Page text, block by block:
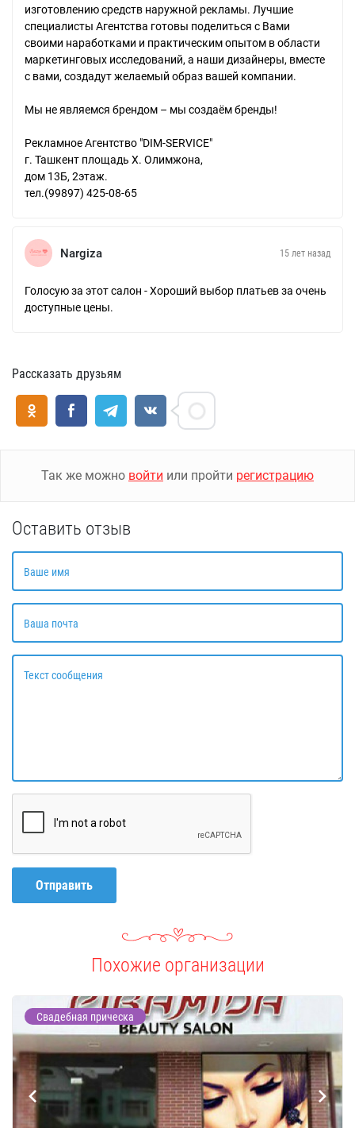
изготовлению средств наружной рекламы. Лучшие
специалисты Агентства готовы поделиться с Вами
своими наработками и практическим опытом в области
маркетинговых исследований, а наши дизайнеры, вместе
с вами, создадут желаемый образ вашей компании.
Мы не являемся брендом – мы создаём бренды!
Рекламное Агентство "DIM-SERVICE"
г. Ташкент площадь Х. Олимжона,
дом 13Б, 2этаж.
тел.(99897) 425-08-65
Nargiza 15 лет назад
Голосую за этот салон - Хороший выбор платьев за очень
доступные цены.
Рассказать друзьям
Так же можно войти или пройти регистрацию
Оставить отзыв
Ваше имя
Ваша почта
Текст сообщения
Отправить
Похожие организации
Свадебная прическа